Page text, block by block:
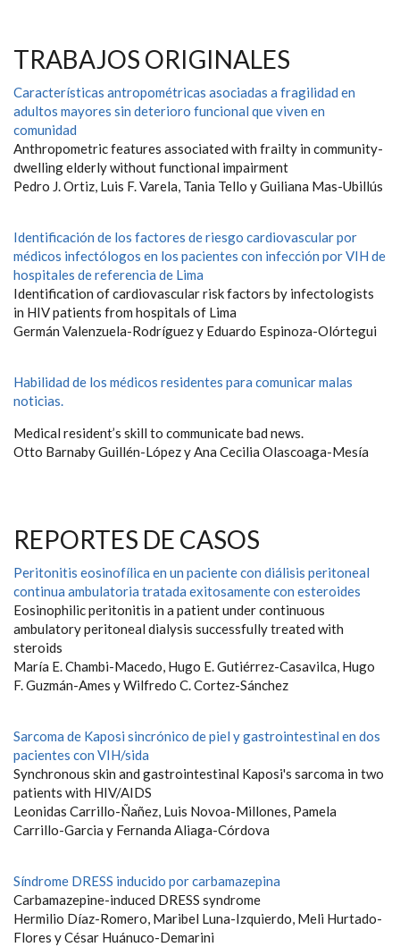
TRABAJOS ORIGINALES
Características antropométricas asociadas a fragilidad en
adultos mayores sin deterioro funcional que viven en
comunidad
Anthropometric features associated with frailty in community-
dwelling elderly without functional impairment
Pedro J. Ortiz, Luis F. Varela, Tania Tello y Guiliana Mas-Ubillús
Identificación de los factores de riesgo cardiovascular por
médicos infectólogos en los pacientes con infección por VIH de
hospitales de referencia de Lima
Identification of cardiovascular risk factors by infectologists
in HIV patients from hospitals of Lima
Germán Valenzuela-Rodríguez y Eduardo Espinoza-Olórtegui
Habilidad de los médicos residentes para comunicar malas
noticias.
Medical resident’s skill to communicate bad news.
Otto Barnaby Guillén-López y Ana Cecilia Olascoaga-Mesía
REPORTES DE CASOS
Peritonitis eosinofílica en un paciente con diálisis peritoneal
continua ambulatoria tratada exitosamente con esteroides
Eosinophilic peritonitis in a patient under continuous
ambulatory peritoneal dialysis successfully treated with
steroids
María E. Chambi-Macedo, Hugo E. Gutiérrez-Casavilca, Hugo
F. Guzmán-Ames y Wilfredo C. Cortez-Sánchez
Sarcoma de Kaposi sincrónico de piel y gastrointestinal en dos
pacientes con VIH/sida
Synchronous skin and gastrointestinal Kaposi's sarcoma in two
patients with HIV/AIDS
Leonidas Carrillo-Ñañez, Luis Novoa-Millones, Pamela
Carrillo-Garcia y Fernanda Aliaga-Córdova
Síndrome DRESS inducido por carbamazepina
Carbamazepine-induced DRESS syndrome
Hermilio Díaz-Romero, Maribel Luna-Izquierdo, Meli Hurtado-
Flores y César Huánuco-Demarini